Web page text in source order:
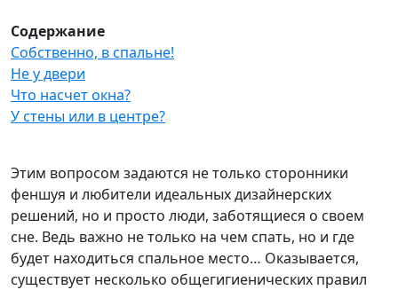
Содержание
Собственно, в спальне!
Не у двери
Что насчет окна?
У стены или в центре?
Этим вопросом задаются не только сторонники
феншуя и любители идеальных дизайнерских
решений, но и просто люди, заботящиеся о своем
сне. Ведь важно не только на чем спать, но и где
будет находиться спальное место… Оказывается,
существует несколько общегигиенических правил